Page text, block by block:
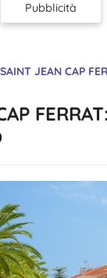
Pubblicità
SAINT JEAN CAP FERRAT: